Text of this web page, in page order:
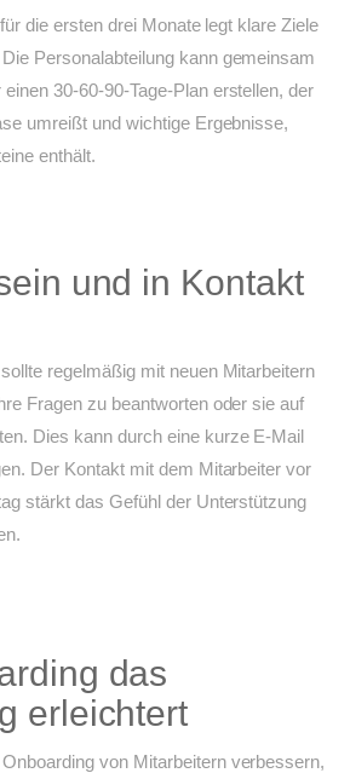
die ersten drei Monate legt klare Ziele
Personalabteilung kann gemeinsam
30-60-90-Tage-Plan erstellen, der
umreißt und wichtige Ergebnisse,
enthält.
und in Kontakt
regelmäßig mit neuen Mitarbeitern
Fragen zu beantworten oder sie auf
Dies kann durch eine kurze E-Mail
Der Kontakt mit dem Mitarbeiter vor
stärkt das Gefühl der Unterstützung
das
erleichtert
von Mitarbeitern verbessern,